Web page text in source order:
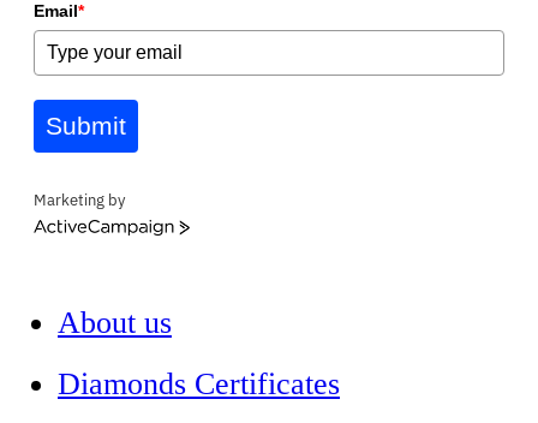
Email*
Submit
Marketing by
ActiveCampaign
About us
Diamonds Certificates